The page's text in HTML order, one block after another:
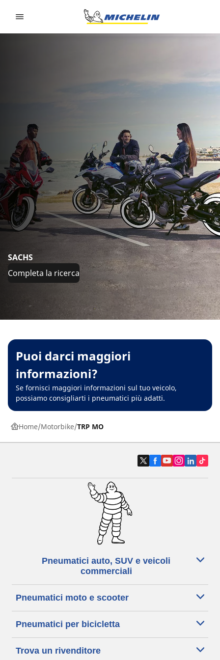
SACHS
Completa la ricerca
Puoi darci maggiori
informazioni?
Se fornisci maggiori informazioni sul tuo veicolo,
possiamo consigliarti i pneumatici più adatti.
Home Motorbike TRP MO
Pneumatici auto, SUV e veicoli
commerciali
Pneumatici moto e scooter
Pneumatici per bicicletta
Trova un rivenditore